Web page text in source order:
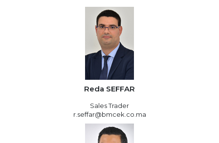
Reda SEFFAR
Sales Trader
r.seffar@bmcek.co.ma